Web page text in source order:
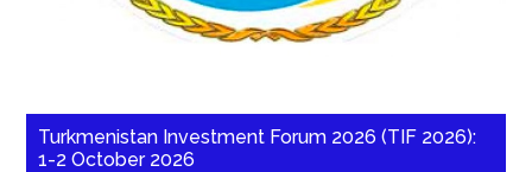
Turkmenistan Investment Forum 2026 (TIF 2026):
1-2 October 2026